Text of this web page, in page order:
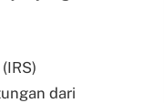
dari